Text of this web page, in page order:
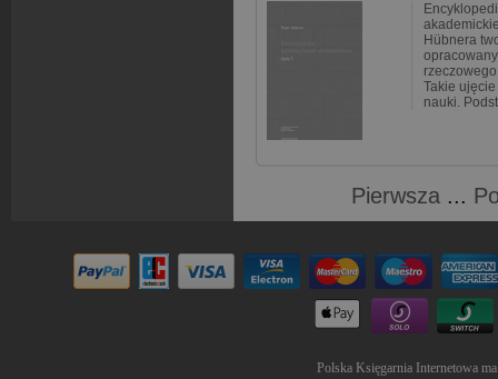
Hübnera
Takie
nauki. Podst
Pierwsza ...
Polska Księgarnia Internetowa